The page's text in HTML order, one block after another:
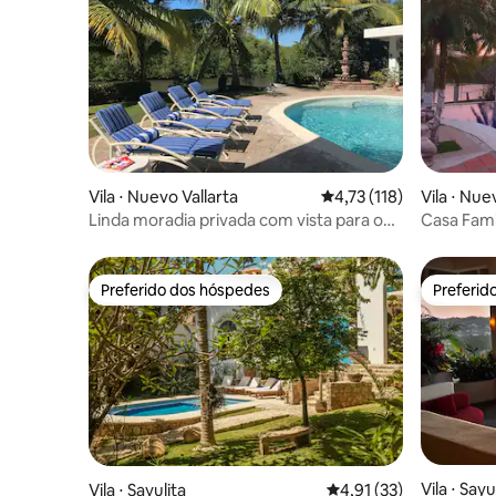
Vila ⋅ Nuevo Vallarta 4,73 de uma avaliação
4,73 (118)
Linda moradia privada com vista para o
Vila ⋅
Casa
Preferido dos hóspedes
Preferido dos hóspedes
Vila ⋅ Sayulita 4,91 de uma
4,91 (33) Vila ⋅